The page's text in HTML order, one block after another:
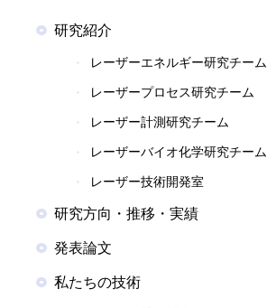
研究紹介
レーザーエネルギー研究チーム
レーザープロセス研究チーム
レーザー計測研究チーム
レーザーバイオ化学研究チーム
レーザー技術開発室
研究方向・推移・実績
発表論文
私たちの技術